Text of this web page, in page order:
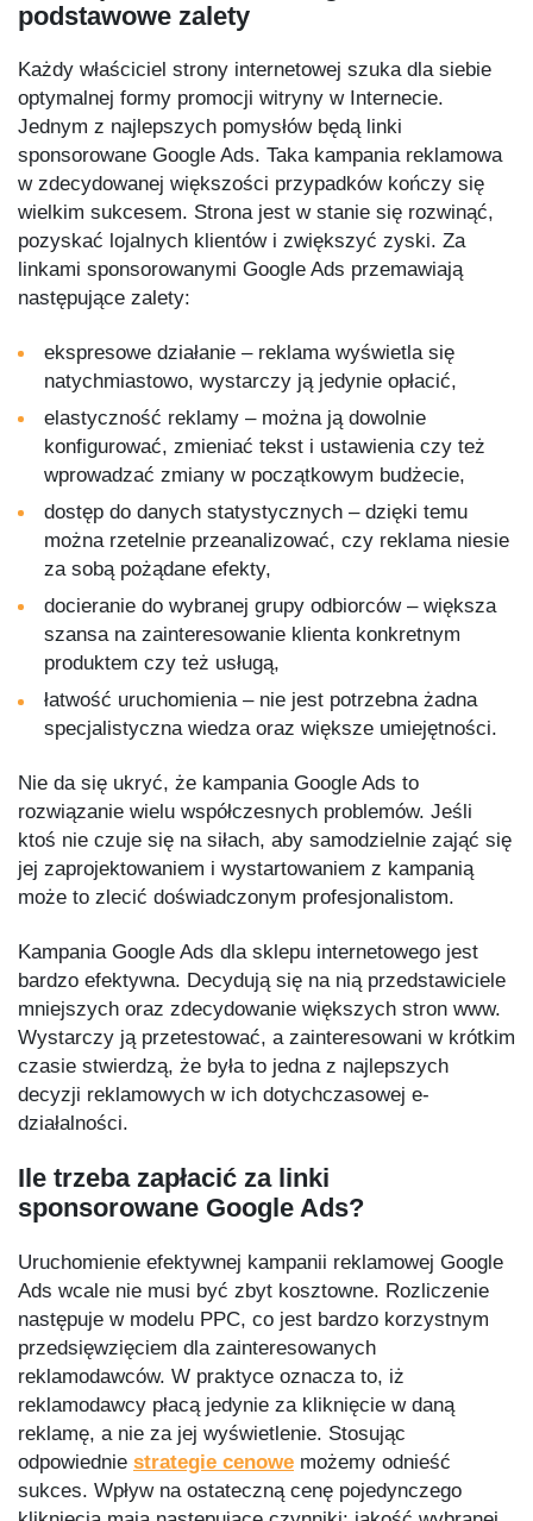
podstawowe zalety
Każdy właściciel strony internetowej szuka dla siebie
optymalnej formy promocji witryny w Internecie.
Jednym z najlepszych pomysłów będą linki
sponsorowane Google Ads. Taka kampania reklamowa
w zdecydowanej większości przypadków kończy się
wielkim sukcesem. Strona jest w stanie się rozwinąć,
pozyskać lojalnych klientów i zwiększyć zyski. Za
linkami sponsorowanymi Google Ads przemawiają
następujące zalety:
ekspresowe działanie – reklama wyświetla się
natychmiastowo, wystarczy ją jedynie opłacić,
elastyczność reklamy – można ją dowolnie
konfigurować, zmieniać tekst i ustawienia czy też
wprowadzać zmiany w początkowym budżecie,
dostęp do danych statystycznych – dzięki temu
można rzetelnie przeanalizować, czy reklama niesie
za sobą pożądane efekty,
docieranie do wybranej grupy odbiorców – większa
szansa na zainteresowanie klienta konkretnym
produktem czy też usługą,
łatwość uruchomienia – nie jest potrzebna żadna
specjalistyczna wiedza oraz większe umiejętności.
Nie da się ukryć, że kampania Google Ads to
rozwiązanie wielu współczesnych problemów. Jeśli
ktoś nie czuje się na siłach, aby samodzielnie zająć się
jej zaprojektowaniem i wystartowaniem z kampanią
może to zlecić doświadczonym profesjonalistom.
Kampania Google Ads dla sklepu internetowego jest
bardzo efektywna. Decydują się na nią przedstawiciele
mniejszych oraz zdecydowanie większych stron www.
Wystarczy ją przetestować, a zainteresowani w krótkim
czasie stwierdzą, że była to jedna z najlepszych
decyzji reklamowych w ich dotychczasowej e-
działalności.
Ile trzeba zapłacić za linki
sponsorowane Google Ads?
Uruchomienie efektywnej kampanii reklamowej Google
Ads wcale nie musi być zbyt kosztowne. Rozliczenie
następuje w modelu PPC, co jest bardzo korzystnym
przedsięwzięciem dla zainteresowanych
reklamodawców. W praktyce oznacza to, iż
reklamodawcy płacą jedynie za kliknięcie w daną
reklamę, a nie za jej wyświetlenie. Stosując
odpowiednie strategie cenowe możemy odnieść
sukces. Wpływ na ostateczną cenę pojedynczego